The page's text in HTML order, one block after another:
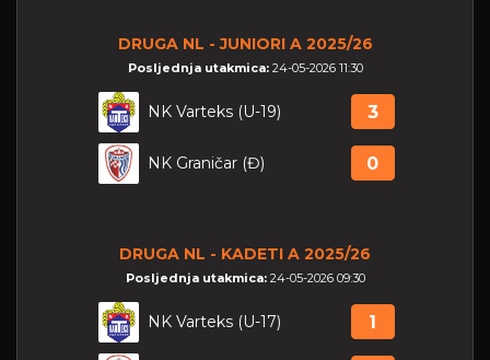
DRUGA NL - JUNIORI A 2025/26
Posljednja utakmica: 24-05-2026 11:30
NK Varteks (U-19) 3
NK Graničar (Đ) 0
DRUGA NL - KADETI A 2025/26
Posljednja utakmica: 24-05-2026 09:30
NK Varteks (U-17) 1